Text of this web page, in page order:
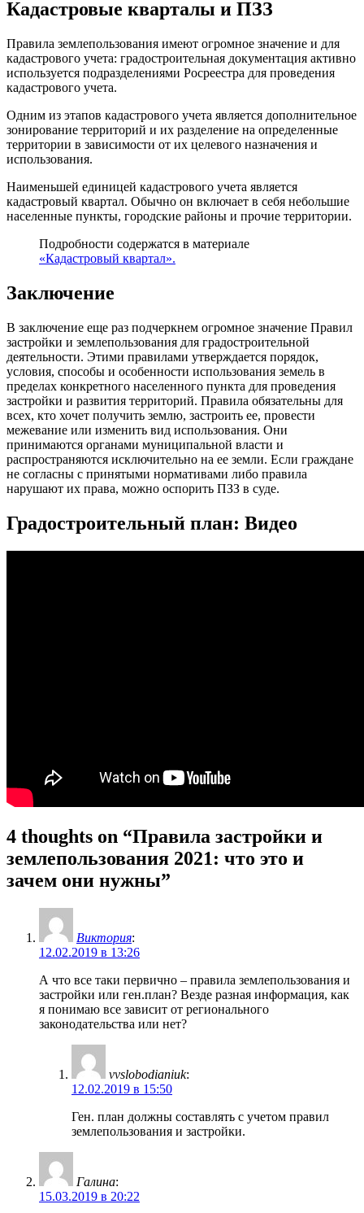
Кадастровые кварталы и ПЗЗ
Правила землепользования имеют огромное значение и для
кадастрового учета: градостроительная документация активно
используется подразделениями Росреестра для проведения
кадастрового учета.
Одним из этапов кадастрового учета является дополнительное
зонирование территорий и их разделение на определенные
территории в зависимости от их целевого назначения и
использования.
Наименьшей единицей кадастрового учета является
кадастровый квартал. Обычно он включает в себя небольшие
населенные пункты, городские районы и прочие территории.
Подробности содержатся в материале
«Кадастровый квартал».
Заключение
В заключение еще раз подчеркнем огромное значение Правил
застройки и землепользования для градостроительной
деятельности. Этими правилами утверждается порядок,
условия, способы и особенности использования земель в
пределах конкретного населенного пункта для проведения
застройки и развития территорий. Правила обязательны для
всех, кто хочет получить землю, застроить ее, провести
межевание или изменить вид использования. Они
принимаются органами муниципальной власти и
распространяются исключительно на ее земли. Если граждане
не согласны с принятыми нормативами либо правила
нарушают их права, можно оспорить ПЗЗ в суде.
Градостроительный план: Видео
4 thoughts on “Правила застройки и
землепользования 2021: что это и
зачем они нужны”
Виктория:
12.02.2019 в 13:26
А что все таки первично – правила землепользования и
застройки или ген.план? Везде разная информация, как
я понимаю все зависит от регионального
законодательства или нет?
vvslobodianiuk:
12.02.2019 в 15:50
Ген. план должны составлять с учетом правил
землепользования и застройки.
Галина:
15.03.2019 в 20:22